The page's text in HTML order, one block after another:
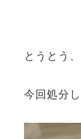
とうとう
今回処分